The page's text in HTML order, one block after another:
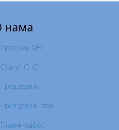
нама
Програм СНС
Статут СНС
Предсједник
Предсједништво
Главни одбор